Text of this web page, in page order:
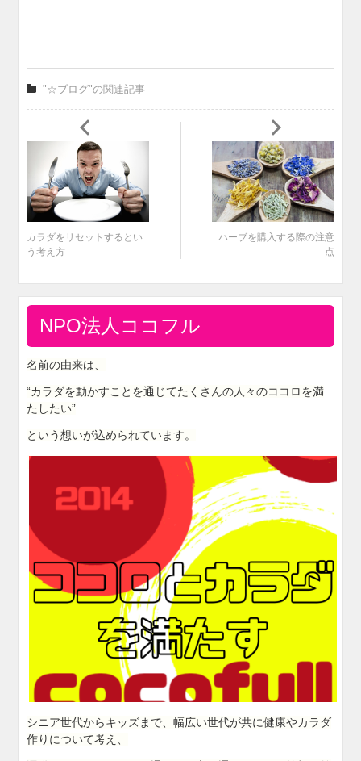
"☆ブログ"の関連記事
カラダをリセットするとい
う考え方
ハーブを購入する際の注意
点
NPO法人ココフル
名前の由来は、
“カラダを動かすことを通じてたくさんの人々のココロを満
たしたい”
という想いが込められています。
シニア世代からキッズまで、幅広い世代が共に健康やカラダ
作りについて考え、